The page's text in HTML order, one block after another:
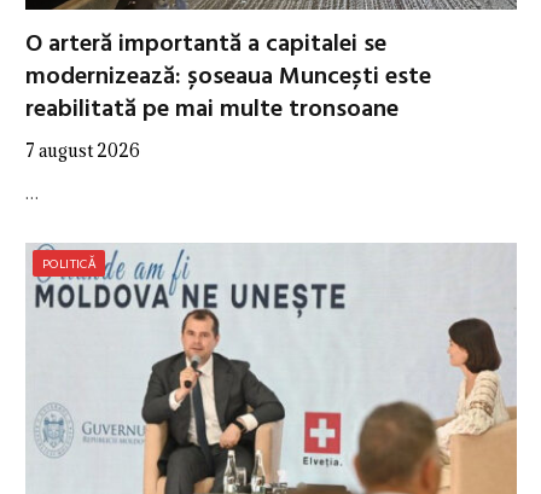
O arteră importantă a capitalei se
modernizează: șoseaua Muncești este
reabilitată pe mai multe tronsoane
7 august 2026
…
POLITICĂ